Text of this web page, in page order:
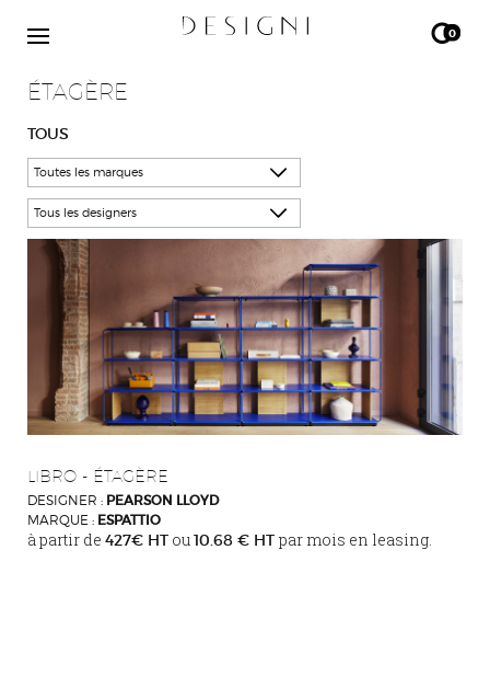
0
ÉTAGÈRE
TOUS
LIBRO - ÉTAGÈRE
DESIGNER : PEARSON LLOYD
MARQUE : ESPATTIO
à partir de 427€ HT ou10.68 € HT par mois en leasing.